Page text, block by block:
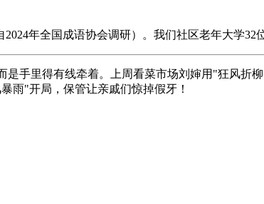
年全国成语协会调研）。我们社区老年大学
手里得有线牵着。上周看菜市场刘婶用"狂风折
雨"开局，保管让亲戚们惊掉假牙！